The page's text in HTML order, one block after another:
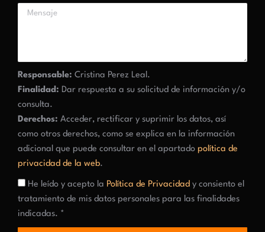
Responsable: Cristina Perez Leal.
Finalidad: Dar respuesta a su solicitud de información y/o
consulta.
Derechos: Acceder, rectificar y suprimir los datos, así
como otros derechos, como se explica en la información
adicional que puede consultar en el apartado política de
privacidad de la web.
He leído y acepto la Política de Privacidad y consiento el
tratamiento de mis datos personales para las finalidades
indicadas. *